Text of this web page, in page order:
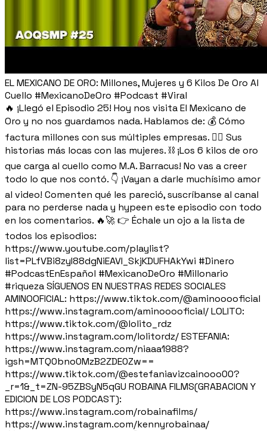
EL MEXICANO DE ORO: Millones, Mujeres y 6 Kilos De Oro Al
Cuello #MexicanoDeOro #Podcast #Viral
🔥 ¡Llegó el Episodio 25! Hoy nos visita El Mexicano de
Oro y no nos guardamos nada. Hablamos de: 💰 Cómo
factura millones con sus múltiples empresas. 👯‍♀️ Sus
historias más locas con las mujeres. ⛓️ ¡Los 6 kilos de oro
que carga al cuello como M.A. Barracus! No vas a creer
todo lo que nos contó. 👇 ¡Vayan a darle muchísimo amor
al video! Comenten qué les pareció, suscríbanse al canal
para no perderse nada y hypeen este episodio con todo
en los comentarios. 🔥🚀 👉 Échale un ojo a la lista de
todos los episodios:
https://www.youtube.com/playlist?
list=PLfVBi8zyI88dgNiEAVI_SkjKDUFHAkYwi #Dinero
#PodcastEnEspañol #MexicanoDeOro #Millonario
#riqueza SÍGUENOS EN NUESTRAS REDES SOCIALES
AMINOOFICIAL: https://www.tiktok.com/@aminooooficial
https://www.instagram.com/aminooooficial/ LOLITO:
https://www.tiktok.com/@lolito_rdz
https://www.instagram.com/lolitordz/ ESTEFANIA:
https://www.instagram.com/niaaa1988?
igsh=MTQ0bno0MzB2ZDE0Zw==
https://www.tiktok.com/@estefaniavizcainooo00?
_r=1&_t=ZN-95ZBSyN5qGU ROBAINA FILMS(GRABACION Y
EDICION DE LOS PODCAST):
https://www.instagram.com/robainafilms/
https://www.instagram.com/kennyrobainaa/